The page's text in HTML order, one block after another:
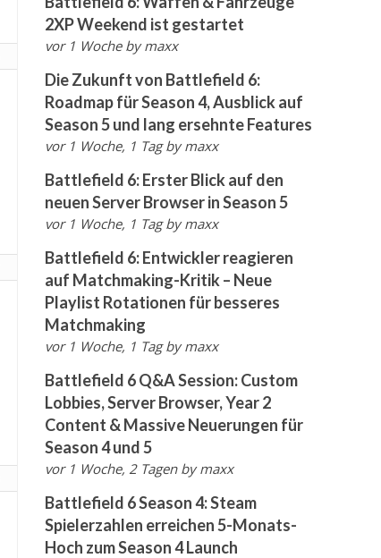
2XP Weekend ist gestartet
vor 1 Woche bymaxx
Die Zukunft von Battlefield 6:
Roadmap für Season 4, Ausblick auf
Season 5 und lang ersehnte Features
vor 1 Woche, 1 Tag bymaxx
Battlefield 6: Erster Blick auf den
neuen Server Browser in Season 5
vor 1 Woche, 1 Tag bymaxx
Battlefield 6: Entwickler reagieren
auf Matchmaking-Kritik – Neue
Playlist Rotationen für besseres
Matchmaking
vor 1 Woche, 1 Tag bymaxx
Battlefield 6 Q&A Session: Custom
Lobbies, Server Browser, Year 2
Content & Massive Neuerungen für
Season 4 und 5
vor 1 Woche, 2 Tagen bymaxx
Battlefield 6 Season 4: Steam
Spielerzahlen erreichen 5-Monats-
Hoch zum Season 4 Launch